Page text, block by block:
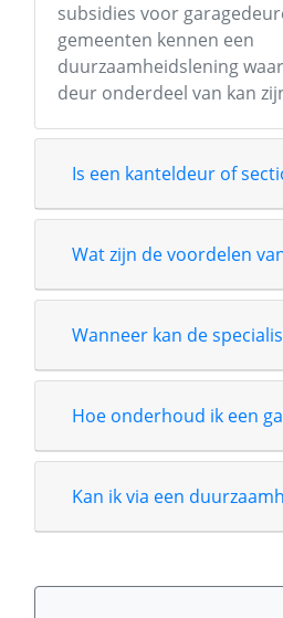
subsidies voor
gemeenten kennen een
duurzaamheidslening
deur onderdeel van kan
Is een kanteldeur of
Wat zijn de voordelen
Wanneer kan de
Hoe onderhoud ik een
Kan ik via een